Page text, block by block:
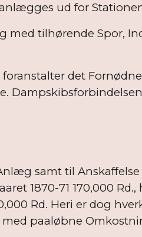
ud for
tilhørende Spor,
det
samt til Anskaffelse
1870-71 170,000
Rd. Heri er dog
paaløbne